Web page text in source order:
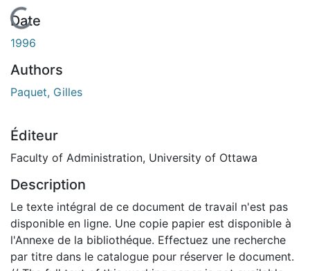
En cours de chargement...
Date
1996
Authors
Paquet, Gilles
Éditeur
Faculty of Administration, University of Ottawa
Description
Le texte intégral de ce document de travail n'est pas
disponible en ligne. Une copie papier est disponible à
l'Annexe de la bibliothéque. Effectuez une recherche
par titre dans le catalogue pour réserver le document.